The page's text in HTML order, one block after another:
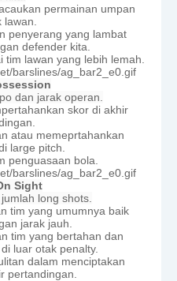
permainan umpan
lawan.
penyerang yang lambat
defender kita.
lawan yang lebih lemah.
dan jarak operan.
skor di akhir
atau memeprtahankan
large pitch.
penguasaan bola.
Sight
long shots.
tim yang umumnya baik
jarak jauh.
tim yang bertahan dan
luar otak penalty.
dalam menciptakan
pertandingan.